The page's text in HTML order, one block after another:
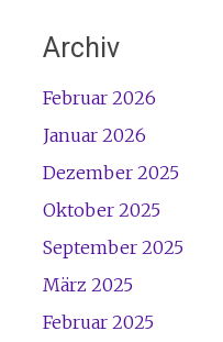
Archiv
Februar 2026
Januar 2026
Dezember 2025
Oktober 2025
September 2025
März 2025
Februar 2025